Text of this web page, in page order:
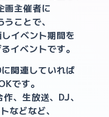
画主催者に
ことで、
イベント期間を
イベントです。
関連していれば
です。
、 生放送、 DJ、
などなど、